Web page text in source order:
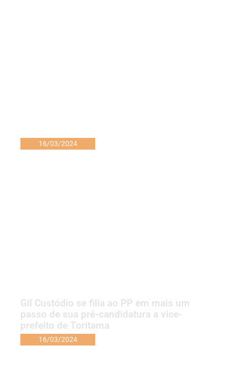
16/03/2024
Gil Custódio se filia ao PP em mais um
passo de sua pré-candidatura a vice-
prefeito de Toritama
16/03/2024